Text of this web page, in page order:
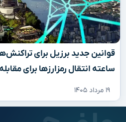
ساعته انتقال رمزارزها برای
۱۹ مرداد ۱۴۰۵